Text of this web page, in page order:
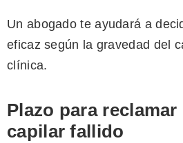
Un abogado te ayudará a
eficaz según la gravedad del
clínica.
Plazo para
capilar fallido